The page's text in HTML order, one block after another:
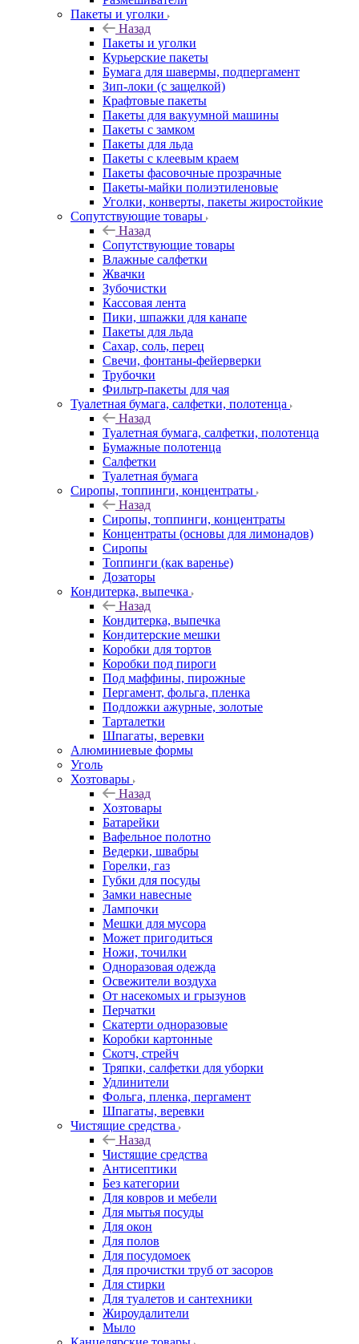
Пакеты и уголки
Назад
Пакеты и уголки
Курьерские пакеты
Бумага для шавермы, подпергамент
Зип-локи (с защелкой)
Крафтовые пакеты
Пакеты для вакуумной машины
Пакеты с замком
Пакеты для льда
Пакеты с клеевым краем
Пакеты фасовочные прозрачные
Пакеты-майки полиэтиленовые
Уголки, конверты, пакеты жиростойкие
Сопутствующие товары
Назад
Сопутствующие товары
Влажные салфетки
Жвачки
Зубочистки
Кассовая лента
Пики, шпажки для канапе
Пакеты для льда
Сахар, соль, перец
Свечи, фонтаны-фейерверки
Трубочки
Фильтр-пакеты для чая
Туалетная бумага, салфетки, полотенца
Назад
Туалетная бумага, салфетки, полотенца
Бумажные полотенца
Салфетки
Туалетная бумага
Сиропы, топпинги, концентраты
Назад
Сиропы, топпинги, концентраты
Концентраты (основы для лимонадов)
Сиропы
Топпинги (как варенье)
Дозаторы
Кондитерка, выпечка
Назад
Кондитерка, выпечка
Кондитерские мешки
Коробки для тортов
Коробки под пироги
Под маффины, пирожные
Пергамент, фольга, пленка
Подложки ажурные, золотые
Тарталетки
Шпагаты, веревки
Алюминиевые формы
Уголь
Хозтовары
Назад
Хозтовары
Батарейки
Вафельное полотно
Ведерки, швабры
Горелки, газ
Губки для посуды
Замки навесные
Лампочки
Мешки для мусора
Может пригодиться
Ножи, точилки
Одноразовая одежда
Освежители воздуха
От насекомых и грызунов
Перчатки
Скатерти одноразовые
Коробки картонные
Скотч, стрейч
Тряпки, салфетки для уборки
Удлинители
Фольга, пленка, пергамент
Шпагаты, веревки
Чистящие средства
Назад
Чистящие средства
Антисептики
Без категории
Для ковров и мебели
Для мытья посуды
Для окон
Для полов
Для посудомоек
Для прочистки труб от засоров
Для стирки
Для туалетов и сантехники
Жироудалители
Мыло